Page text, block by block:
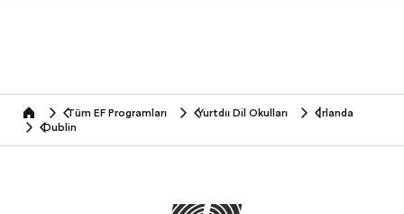
home Tüm EF Programları Yurtdışı Dil Okulları
İrlanda
Dublin